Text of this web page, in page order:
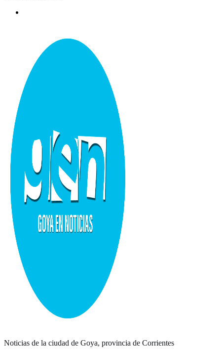
Noticias de la ciudad de Goya, provincia de Corrientes